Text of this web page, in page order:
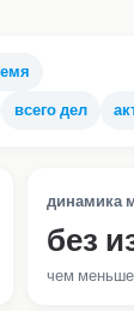
всего дел
динамика
без
чем